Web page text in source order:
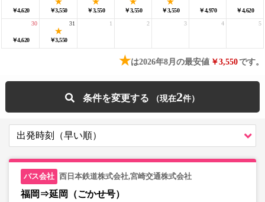
￥4,620 ￥3,550 ￥3,550 ￥3,550 ￥3,550 ￥4,970 ￥4,620
￥4,620
30
￥3,550
31 1 2 3 4 5
★は2026年8月の最安値 ￥3,550です。
条件を変更する 2
西日本鉄道株式会社,宮崎交通株式会社
福岡⇒延岡（ごかせ号）